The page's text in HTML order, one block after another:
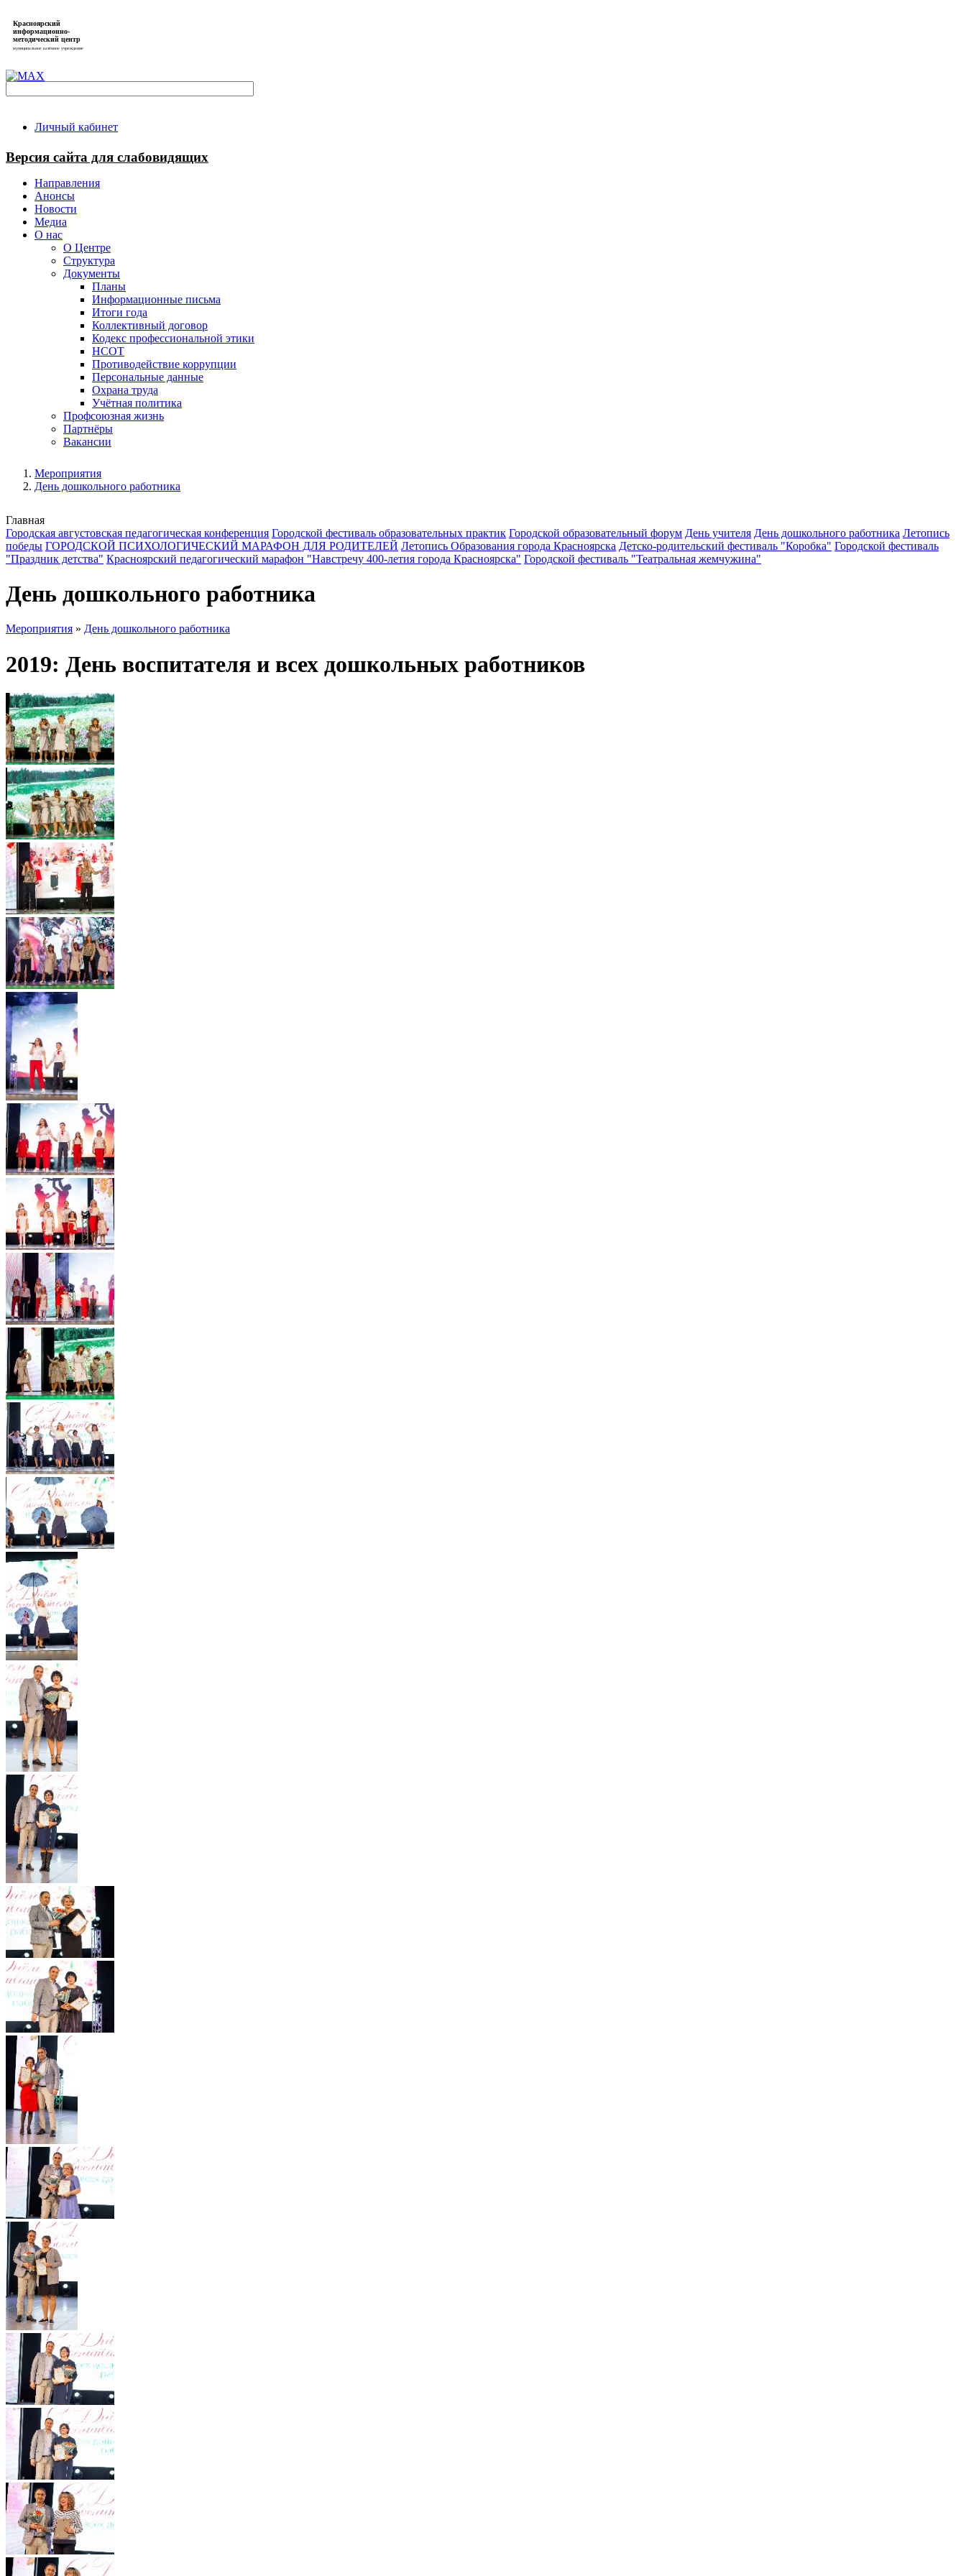
Красноярский
информационно-
методический центр
муниципальное казённое учреждение
Личный кабинет
Версия сайта для слабовидящих
Направления
Анонсы
Новости
Медиа
О нас
О Центре
Структура
Документы
Планы
Информационные письма
Итоги года
Коллективный договор
Кодекс профессиональной этики
НСОТ
Противодействие коррупции
Персональные данные
Охрана труда
Учётная политика
Профсоюзная жизнь
Партнёры
Вакансии
Мероприятия
День дошкольного работника
Главная
Городская августовская педагогическая конференция Городской фестиваль образовательных практик Городской образовательный форум День учителя День дошкольного работника Летопись
победы ГОРОДСКОЙ ПСИХОЛОГИЧЕСКИЙ МАРАФОН ДЛЯ РОДИТЕЛЕЙ Летопись Образования города Красноярска Детско-родительский фестиваль "Коробка" Городской фестиваль
"Праздник детства" Красноярский педагогический марафон "Навстречу 400-летия города Красноярска" Городской фестиваль "Театральная жемчужина"
День дошкольного работника
Мероприятия » День дошкольного работника
2019: День воспитателя и всех дошкольных работников